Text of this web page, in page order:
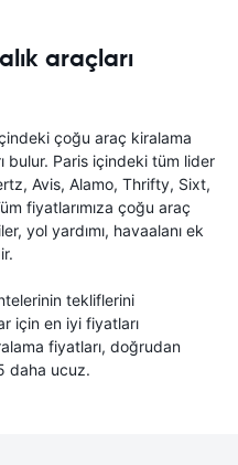
araçları
çoğu araç kiralama
bulur. Paris içindeki tüm lider
Avis, Alamo, Thrifty, Sixt,
fiyatlarımıza çoğu araç
yol yardımı, havaalanı ek
tekliflerini
için en iyi fiyatları
fiyatları, doğrudan
daha ucuz.